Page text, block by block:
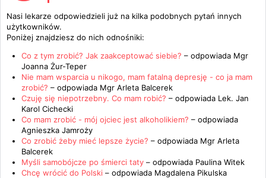
Nasi lekarze odpowiedzieli już na kilka podobnych pytań innych
użytkowników.
Poniżej znajdziesz do nich odnośniki:
Co z tym zrobić? Jak zaakceptować siebie? – odpowiada Mgr
Joanna Żur-Teper
Nie mam wsparcia u nikogo, mam fatalną depresję - co ja mam
zrobić? – odpowiada Mgr Arleta Balcerek
Czuję się niepotrzebny. Co mam robić? – odpowiada Lek. Jan
Karol Cichecki
Co mam zrobić - mój ojciec jest alkoholikiem? – odpowiada
Agnieszka Jamroży
Co zrobić żeby mieć lepsze życie? – odpowiada Mgr Arleta
Balcerek
Myśli samobójcze po śmierci taty – odpowiada Paulina Witek
Chcę wrócić do Polski – odpowiada Magdalena Pikulska